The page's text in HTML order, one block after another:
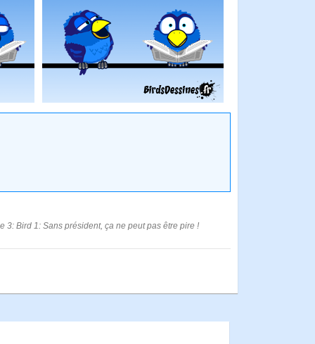
3: Bird 1: Sans président, ça ne peut pas être pire !